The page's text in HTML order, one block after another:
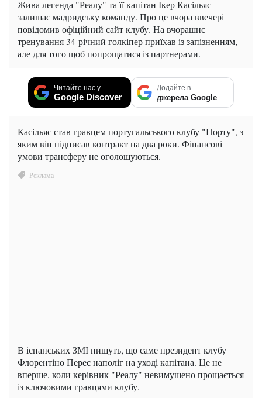
Жива легенда "Реалу" та її капітан Ікер Касільяс
залишає мадридську команду. Про це вчора ввечері
повідомив офіційний сайт клубу. На вчорашнє
тренування 34-річний голкіпер приїхав із запізненням,
але для того щоб попрощатися із партнерами.
Читайте нас у
Google Discover
Додайте в
джерела Google
Касільяс став гравцем португальського клубу "Порту", з
яким він підписав контракт на два роки. Фінансові
умови трансферу не оголошуються.
В іспанських ЗМІ пишуть, що саме президент клубу
Флорентіно Перес наполіг на уході капітана. Це не
вперше, коли керівник "Реалу" невимушено прощається
із ключовими гравцями клубу.